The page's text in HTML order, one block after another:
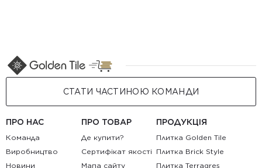
СТАТИ ЧАСТИНОЮ КОМАНДИ
ПРО НАС
Команда
Виробництво
Новини
ПРО ТОВАР
Де купити?
Сертифікат якості
Мапа сайту
ПРОДУКЦІЯ
Плитка Golden Tile
Плитка Brick Style
Плитка Terragres